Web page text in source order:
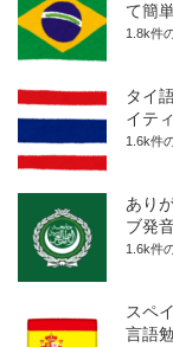
て簡
1.8k件
タイ
イテ
1.6k件
あり
ブ発
1.6k件
スペ
言語